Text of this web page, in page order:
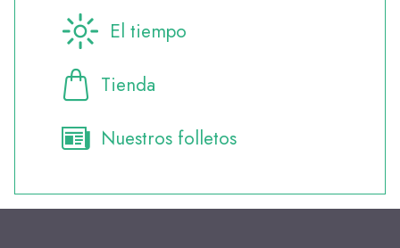
El tiempo
Tienda
Nuestros folletos